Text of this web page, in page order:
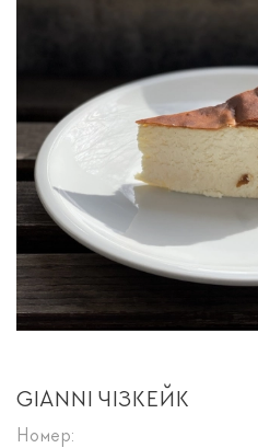
GIANNI ЧІЗКЕЙК
Номер: